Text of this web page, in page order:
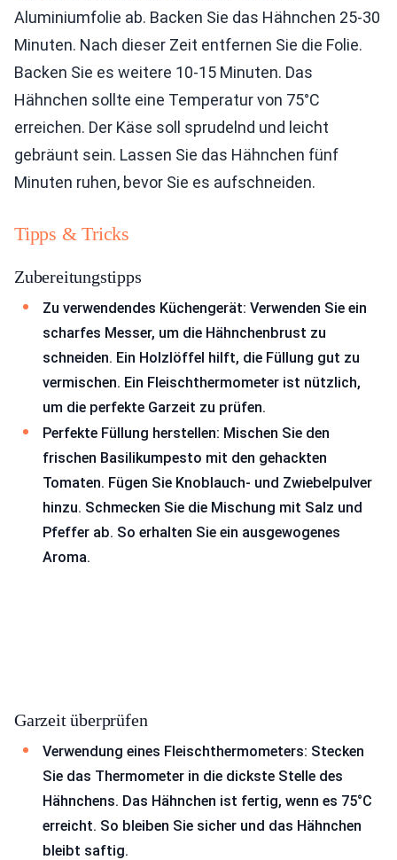
Aluminiumfolie ab. Backen Sie das Hähnchen 25-30
Minuten. Nach dieser Zeit entfernen Sie die Folie.
Backen Sie es weitere 10-15 Minuten. Das
Hähnchen sollte eine Temperatur von 75°C
erreichen. Der Käse soll sprudelnd und leicht
gebräunt sein. Lassen Sie das Hähnchen fünf
Minuten ruhen, bevor Sie es aufschneiden.
Tipps & Tricks
Zubereitungstipps
Zu verwendendes Küchengerät: Verwenden Sie ein
scharfes Messer, um die Hähnchenbrust zu
schneiden. Ein Holzlöffel hilft, die Füllung gut zu
vermischen. Ein Fleischthermometer ist nützlich,
um die perfekte Garzeit zu prüfen.
Perfekte Füllung herstellen: Mischen Sie den
frischen Basilikumpesto mit den gehackten
Tomaten. Fügen Sie Knoblauch- und Zwiebelpulver
hinzu. Schmecken Sie die Mischung mit Salz und
Pfeffer ab. So erhalten Sie ein ausgewogenes
Aroma.
Garzeit überprüfen
Verwendung eines Fleischthermometers: Stecken
Sie das Thermometer in die dickste Stelle des
Hähnchens. Das Hähnchen ist fertig, wenn es 75°C
erreicht. So bleiben Sie sicher und das Hähnchen
bleibt saftig.